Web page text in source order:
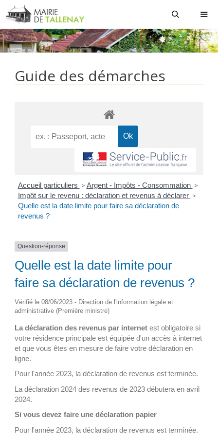
Aller
au
contenu
Guide des démarches
Accueil particuliers > Argent - Impôts - Consommation >
Impôt sur le revenu : déclaration et revenus à déclarer >
Quelle est la date limite pour faire sa déclaration de
revenus ?
Question-réponse
Quelle est la date limite pour
faire sa déclaration de revenus ?
Vérifié le 08/06/2023 - Direction de l'information légale et
administrative (Première ministre)
La déclaration des revenus par internet est obligatoire si
votre résidence principale est équipée d'un accès à internet
et que vous êtes en mesure de faire votre déclaration en
ligne.
Pour l'année 2023, la déclaration de revenus est terminée.
La déclaration 2024 des revenus de 2023 débutera en avril
2024.
Si vous devez faire une déclaration papier
Pour l'année 2023, la déclaration de revenus est terminée.